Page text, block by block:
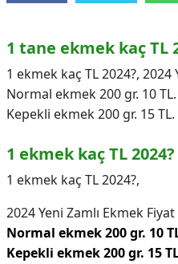
1 tane ekmek kaç TL
1 ekmek kaç TL 2024?, 2024
Normal ekmek 200 gr. 10
Kepekli ekmek 200 gr. 15 TL.
1 ekmek kaç TL 2024?
1 ekmek kaç TL 2024?,
2024 Yeni Zamlı Ekmek
Normal ekmek 200 gr. 10
Kepekli ekmek 200 gr. 15